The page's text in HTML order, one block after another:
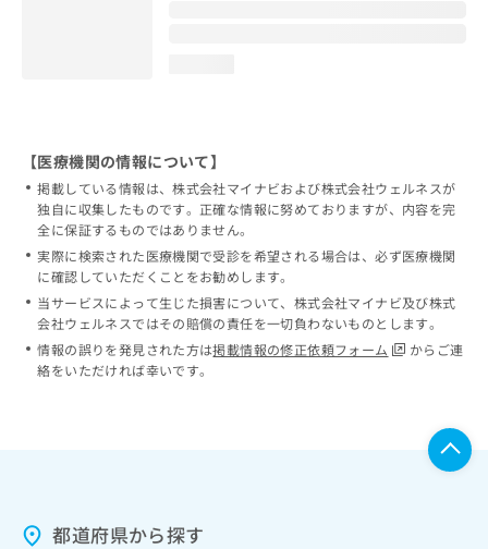
【医療機関の情報について】
掲載している情報は、株式会社マイナビおよび株式会社ウェルネスが
独自に収集したものです。正確な情報に努めておりますが、内容を完
全に保証するものではありません。
実際に検索された医療機関で受診を希望される場合は、必ず医療機関
に確認していただくことをお勧めします。
当サービスによって生じた損害について、株式会社マイナビ及び株式
会社ウェルネスではその賠償の責任を一切負わないものとします。
情報の誤りを発見された方は掲載情報の修正依頼フォーム
からご連
絡をいただければ幸いです。
都道府県から探す